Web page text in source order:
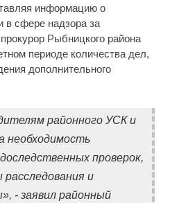
информацию о
в сфере надзора за
Рыбницкого района
периоде количества дел,
дополнительного
районного УСК и
необходимость
проверок,
и
- заявил районный